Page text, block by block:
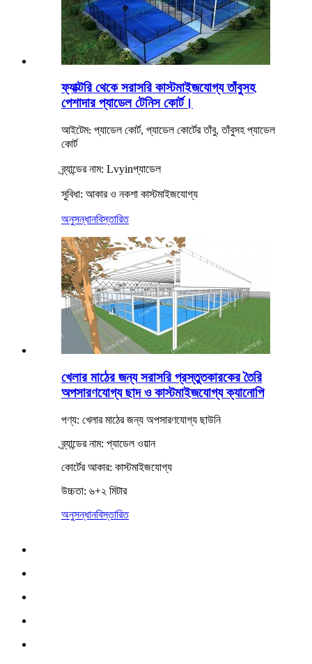
ফ্যাক্টরি থেকে সরাসরি কাস্টমাইজযোগ্য তাঁবুসহ
পেশাদার প্যাডেল টেনিস কোর্ট।
আইটেম: প্যাডেল কোর্ট, প্যাডেল কোর্টের তাঁবু, তাঁবুসহ প্যাডেল
কোর্ট
ব্র্যান্ডের নাম: Lvyinপ্যাডেল
সুবিধা: আকার ও নকশা কাস্টমাইজযোগ্য
অনুসন্ধানবিস্তারিত
খেলার মাঠের জন্য সরাসরি প্রস্তুতকারকের তৈরি
অপসারণযোগ্য ছাদ ও কাস্টমাইজযোগ্য ক্যানোপি
পণ্য: খেলার মাঠের জন্য অপসারণযোগ্য ছাউনি
ব্র্যান্ডের নাম: প্যাডেল ওয়ান
কোর্টের আকার: কাস্টমাইজযোগ্য
উচ্চতা: ৬+২ মিটার
অনুসন্ধানবিস্তারিত